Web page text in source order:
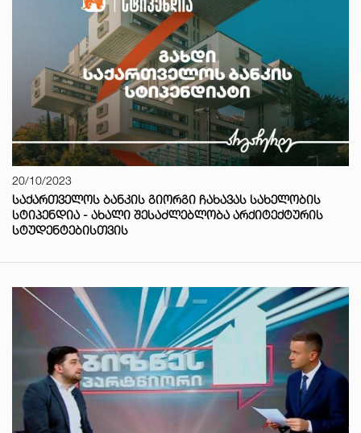
20/10/2023
ᲡᲐᲥᲐᲠᲗᲕᲔᲚᲝᲡ ᲑᲐᲜᲙᲘᲡ ᲒᲘᲝᲠᲒᲘ ᲩᲐᲮᲐᲕᲐᲡ ᲡᲐᲮᲔᲚᲝᲑᲘᲡ
ᲡᲢᲘᲞᲔᲜᲓᲘᲐ - ᲐᲮᲐᲚᲘ ᲨᲔᲡᲐᲫᲚᲔᲑᲚᲝᲑᲐ ᲐᲠᲥᲘᲢᲔᲥᲢᲣᲠᲘᲡ
ᲡᲢᲣᲓᲔᲜᲢᲔᲑᲘᲡᲗᲕᲘᲡ